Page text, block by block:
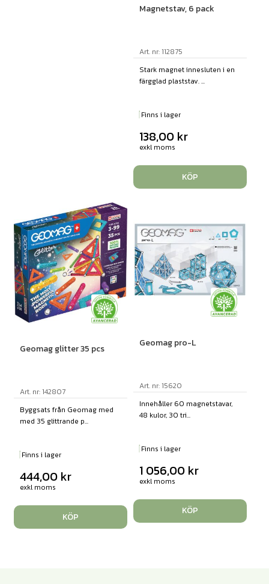
Magnetstav, 6 pack
Art. nr: 112875
Stark magnet innesluten i en
färgglad plaststav. ...
Finns i lager
138,00 kr
exkl moms
KÖP
Geomag glitter 35 pcs
Art. nr: 142807
Byggsats från Geomag med
med 35 glittrande p...
Finns i lager
444,00 kr
exkl moms
KÖP
Geomag pro-L
Art. nr: 15620
Innehåller 60 magnetstavar,
48 kulor, 30 tri...
Finns i lager
1 056,00 kr
exkl moms
KÖP